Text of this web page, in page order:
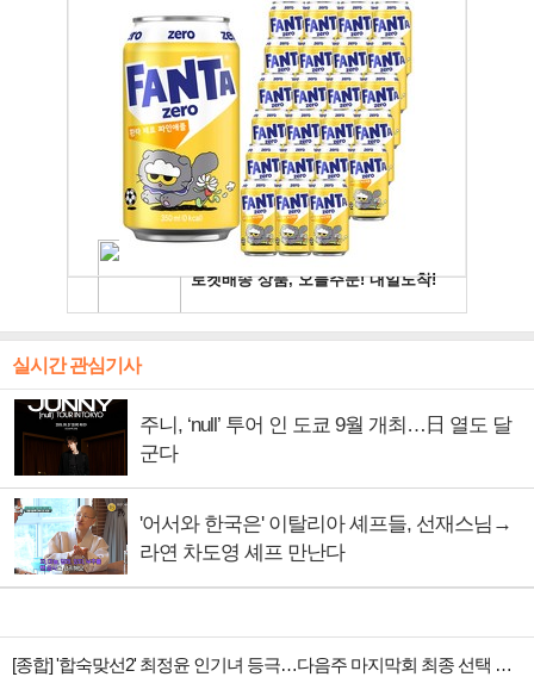
실시간 관심기사
주니, ‘null’ 투어 인 도쿄 9월 개최…日 열도 달
군다
'어서와 한국은' 이탈리아 셰프들, 선재스님→
라연 차도영 셰프 만난다
[종합] '합숙맞선2' 최정윤 인기녀 등극…다음주 마지막회 최종 선택 예고